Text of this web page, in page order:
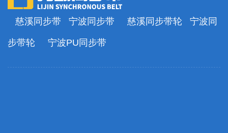
慈溪同步带 宁波同步带 慈溪同步带轮 宁波同
步带轮 宁波PU同步带